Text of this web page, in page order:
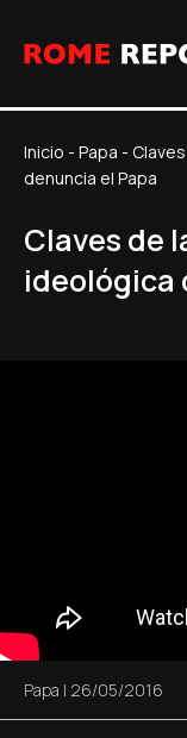
Inicio - Papa -
denuncia el Papa
Claves de
ideológica
Papa | 26/05/2016